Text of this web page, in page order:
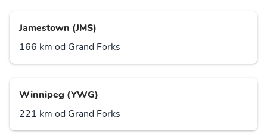
Jamestown (JMS)
166 km od Grand Forks
Winnipeg (YWG)
221 km od Grand Forks